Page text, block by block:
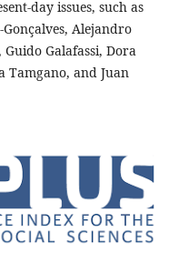
day issues, such as
Alejandro
Guido Galafassi, Dora
Tamgano, and Juan